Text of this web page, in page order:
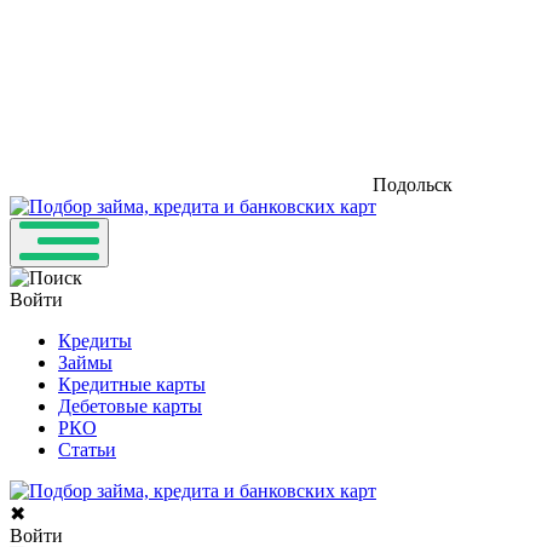
Подольск
Войти
Кредиты
Займы
Кредитные карты
Дебетовые карты
РКО
Статьи
✖
Войти